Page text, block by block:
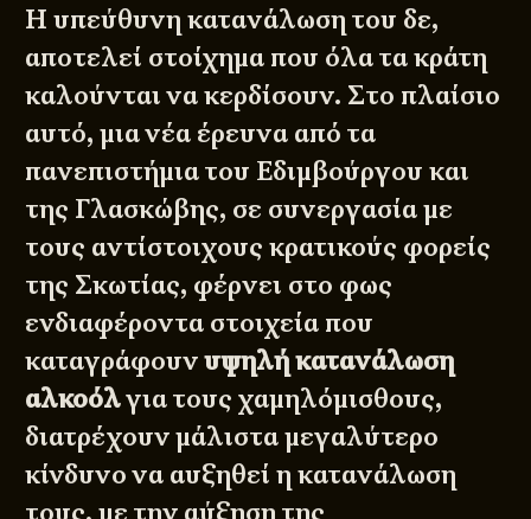
Η υπεύθυνη κατανάλωση του δε,
αποτελεί στοίχημα που όλα τα κράτη
καλούνται να κερδίσουν. Στο πλαίσιο
αυτό, μια νέα έρευνα από τα
πανεπιστήμια του Εδιμβούργου και
της Γλασκώβης, σε συνεργασία με
τους αντίστοιχους κρατικούς φορείς
της Σκωτίας, φέρνει στο φως
ενδιαφέροντα στοιχεία που
καταγράφουνυψηλή κατανάλωση
αλκοόλγια τους χαμηλόμισθους,
διατρέχουν μάλιστα μεγαλύτερο
κίνδυνο να αυξηθεί η κατανάλωση